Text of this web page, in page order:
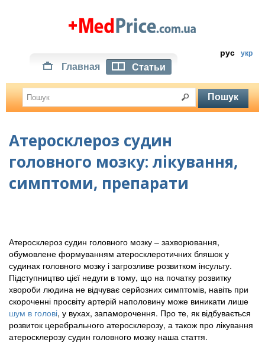
рус укр
Главная Статьи
Атеросклероз судин
головного мозку: лікування,
симптоми, препарати
Атеросклероз судин головного мозку – захворювання,
обумовлене формуванням атеросклеротичних бляшок у
судинах головного мозку і загрозливе розвитком інсульту.
Підступництво цієї недуги в тому, що на початку розвитку
хвороби людина не відчуває серйозних симптомів, навіть при
скороченні просвіту артерій наполовину може виникати лише
шум в голові, у вухах, запаморочення. Про те, як відбувається
розвиток церебрального атеросклерозу, а також про лікування
атеросклерозу судин головного мозку наша стаття.